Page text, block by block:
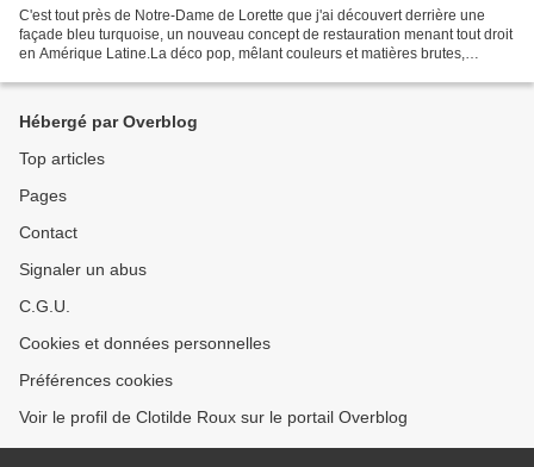
C'est tout près de Notre-Dame de Lorette que j'ai découvert derrière une
façade bleu turquoise, un nouveau concept de restauration menant tout droit
en Amérique Latine.La déco pop, mêlant couleurs et matières brutes,
Hébergé par Overblog
Top articles
Pages
Contact
Signaler un abus
C.G.U.
Cookies et données personnelles
Préférences cookies
Voir le profil de Clotilde Roux sur le portail Overblog